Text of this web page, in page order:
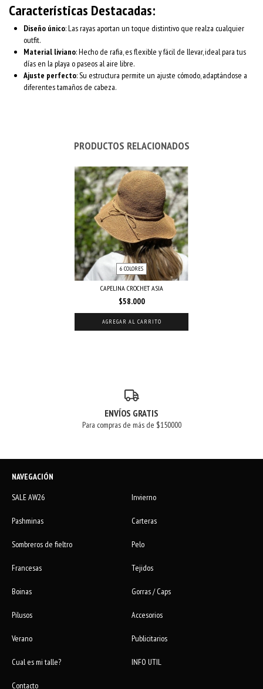
Características Destacadas:
Diseño único: Las rayas aportan un toque distintivo que realza cualquier
outfit.
Material liviano: Hecho de rafia, es flexible y fácil de llevar, ideal para tus
días en la playa o paseos al aire libre.
Ajuste perfecto: Su estructura permite un ajuste cómodo, adaptándose a
diferentes tamaños de cabeza.
PRODUCTOS RELACIONADOS
6 COLORES
CAPELINA CROCHET ASIA
$58.000
AGREGAR AL CARRITO
ENVÍOS GRATIS
Para compras de más de $150000
NAVEGACIÓN
SALE AW26
Invierno
Pashminas Carteras
Sombreros de fieltro Pelo
Francesas Tejidos
Boinas Gorras / Caps
Pilusos Accesorios
Verano Publicitarios
Cual es mi talle? INFO UTIL
Contacto